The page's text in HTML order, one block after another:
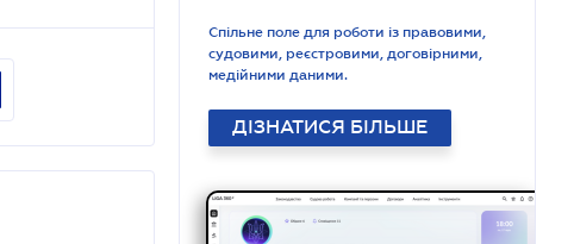
Спільне поле для роботи із правовими,
судовими, реєстровими, договірними,
медійними даними.
ДІЗНАТИСЯ БІЛЬШЕ